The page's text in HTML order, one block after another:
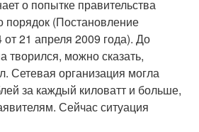
о попытке правительства
порядок (Постановление
21 апреля 2009 года). До
творился, можно сказать,
Сетевая организация могла
за каждый киловатт и больше,
Сейчас ситуация